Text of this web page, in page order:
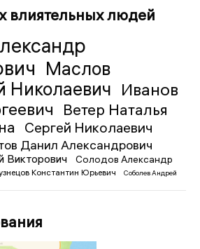
влиятельных людей
Маслов
Николаевич Иванов
Ветер Наталья
Сергей Николаевич
Данил Александрович
Викторович
Солодов Александр
Константин Юрьевич
Соболев Андрей